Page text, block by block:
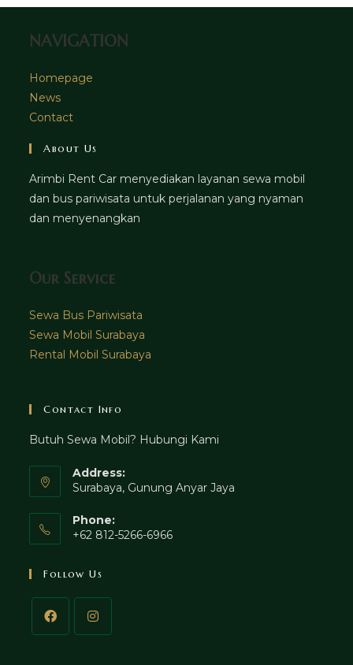
NAVIGATION
Homepage
News
Contact
About Us
Arimbi Rent Car menyediakan layanan sewa mobil
dan bus pariwisata untuk perjalanan yang nyaman
dan menyenangkan
Our Service
Sewa Bus Pariwisata
Sewa Mobil Surabaya
Rental Mobil Surabaya
Contact Info
Butuh Sewa Mobil? Hubungi Kami
Address:
Surabaya, Gunung Anyar Jaya
Phone:
+62 812-5266-6966
Follow Us